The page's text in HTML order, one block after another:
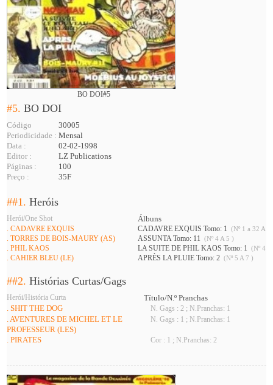
BO DOI#5
#5.BO DOI
Código
30005
Periodicidade : Mensal
Data :
02-02-1998
Editor :
LZ Publications
Páginas :
100
Preço :
35F
##1.Heróis
Herói/One Shot Álbuns
. CADAVRE EXQUIS CADAVRE EXQUIS Tomo: 1 (Nº 1 a 32 A
. TORRES DE BOIS-MAURY (AS) ASSUNTA Tomo: 11 (Nº 4 A 5 )
. PHIL KAOS LA SUITE DE PHIL KAOS Tomo: 1 (Nº 4
. CAHIER BLEU (LE) APRÈS LA PLUIE Tomo: 2 (Nº 5 A 7 )
##2.Histórias Curtas/Gags
Herói/História Curta
Título/N.º Pranchas
. SHIT THE DOG
N. Gags : 2 ; N.Pranchas: 1
. AVENTURES DE MICHEL ET LE
PROFESSEUR (LES)
N. Gags : 1 ; N.Pranchas: 1
. PIRATES Cor : 1 ; N.Pranchas: 2